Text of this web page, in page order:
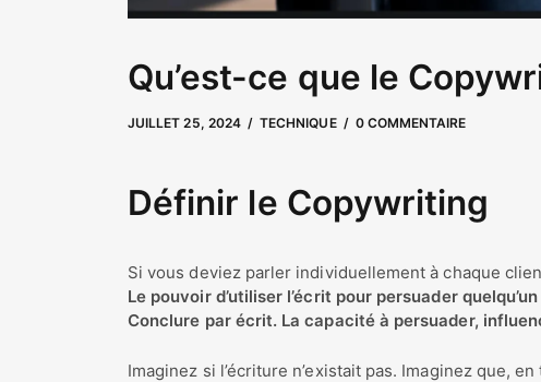
Qu’est-ce que le
JUILLET 25, 2024
SEPTEMBRE 17, 2025TECHNIQUE 0 COMMENTAIRE
paruser
Définir le Copywriting
Si vous deviez parler individuellement à chaque
Le pouvoir d’utiliser l’écrit pour persuader quelqu’un
Conclure par écrit. La capacité à persuader,
Imaginez si l’écriture n’existait pas. Imaginez que,